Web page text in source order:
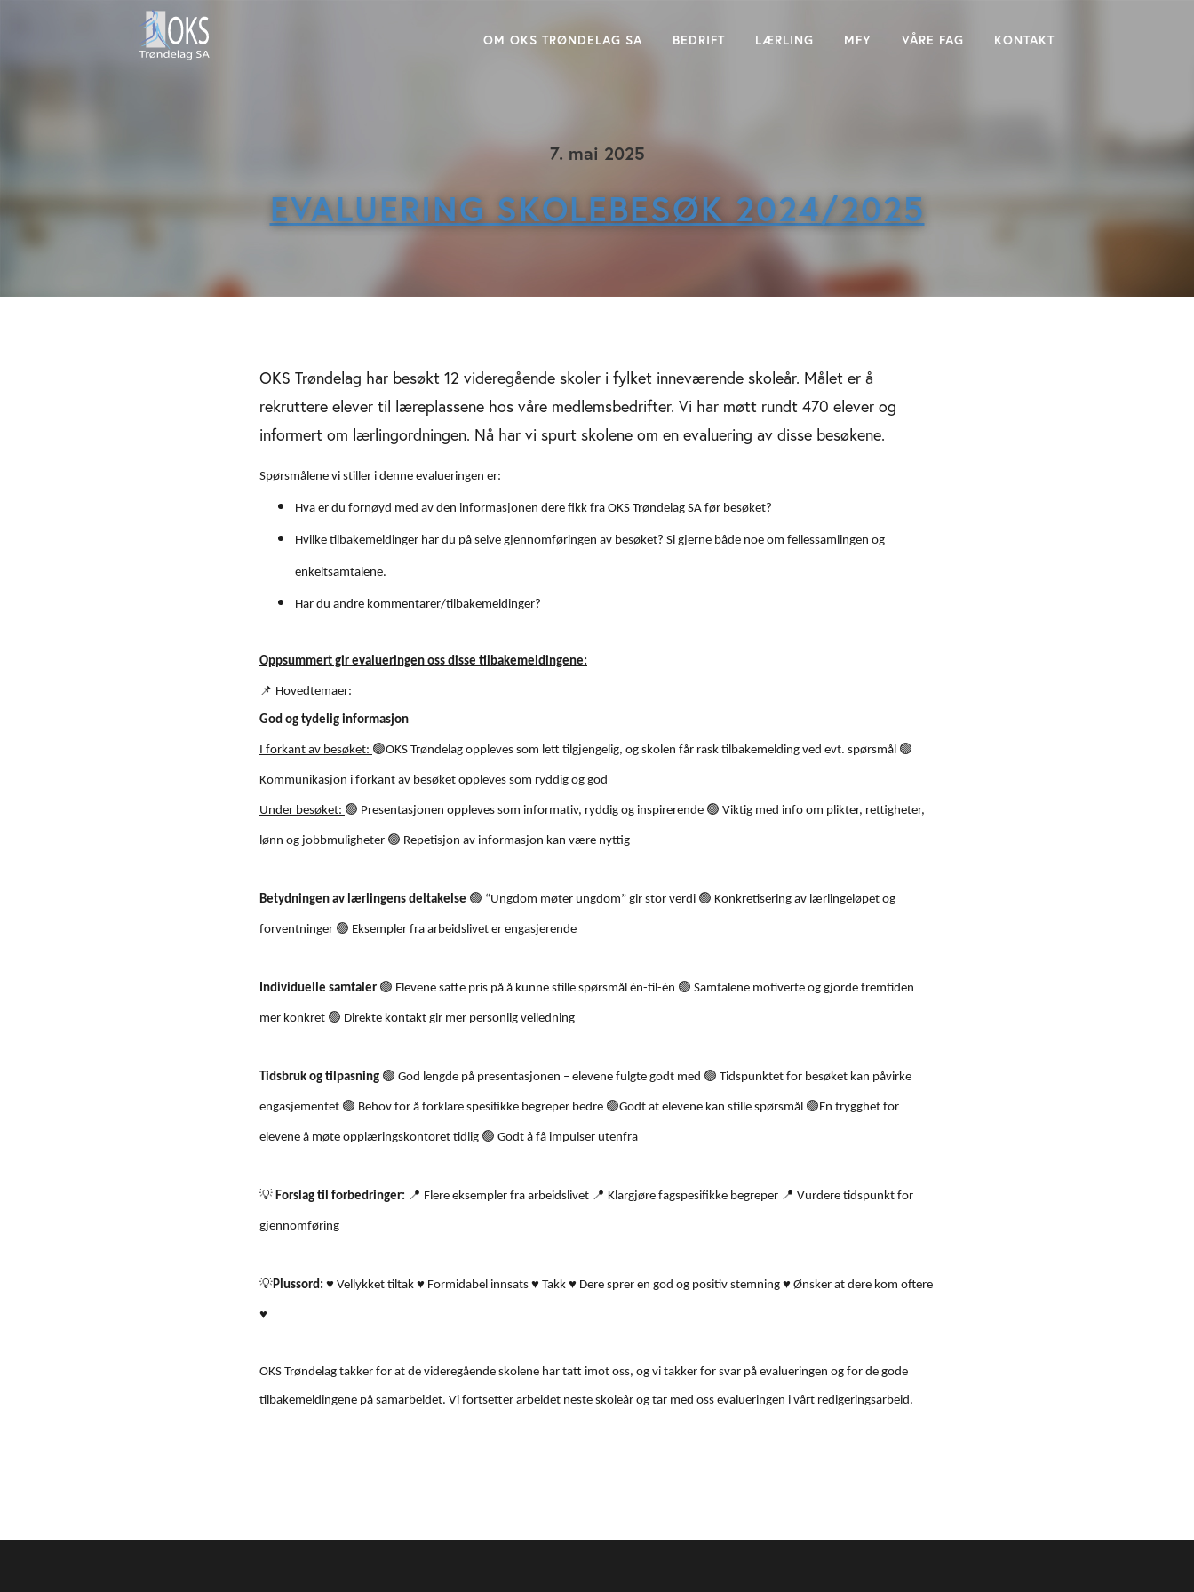
OM OKS TRØNDELAG SA BEDRIFT LÆRLING MFY VÅRE FAG KONTAKT
7. mai 2025
EVALUERING SKOLEBESØK 2024/2025
OKS Trøndelag har besøkt 12 videregående skoler i fylket inneværende skoleår. Målet er å
rekruttere elever til læreplassene hos våre medlemsbedrifter. Vi har møtt rundt 470 elever og
informert om lærlingordningen. Nå har vi spurt skolene om en evaluering av disse besøkene.
Spørsmålene vi stiller i denne evalueringen er:
Hva er du fornøyd med av den informasjonen dere fikk fra OKS Trøndelag SA før besøket?
Hvilke tilbakemeldinger har du på selve gjennomføringen av besøket? Si gjerne både noe om fellessamlingen og
enkeltsamtalene.
Har du andre kommentarer/tilbakemeldinger?
Oppsummert gir evalueringen oss disse tilbakemeldingene:
📌 Hovedtemaer:
God og tydelig informasjon
I forkant av besøket: 🟢OKS Trøndelag oppleves som lett tilgjengelig, og skolen får rask tilbakemelding ved evt. spørsmål 🟢
Kommunikasjon i forkant av besøket oppleves som ryddig og god
Under besøket: 🟢 Presentasjonen oppleves som informativ, ryddig og inspirerende 🟢 Viktig med info om plikter, rettigheter,
lønn og jobbmuligheter 🟢 Repetisjon av informasjon kan være nyttig
Betydningen av lærlingens deltakelse 🟢 “Ungdom møter ungdom” gir stor verdi 🟢 Konkretisering av lærlingeløpet og
forventninger 🟢 Eksempler fra arbeidslivet er engasjerende
Individuelle samtaler 🟢 Elevene satte pris på å kunne stille spørsmål én-til-én 🟢 Samtalene motiverte og gjorde fremtiden
mer konkret 🟢 Direkte kontakt gir mer personlig veiledning
Tidsbruk og tilpasning 🟢 God lengde på presentasjonen – elevene fulgte godt med 🟢 Tidspunktet for besøket kan påvirke
engasjementet 🟢 Behov for å forklare spesifikke begreper bedre 🟢Godt at elevene kan stille spørsmål 🟢En trygghet for
elevene å møte opplæringskontoret tidlig 🟢 Godt å få impulser utenfra
💡 Forslag til forbedringer: 📍 Flere eksempler fra arbeidslivet 📍 Klargjøre fagspesifikke begreper 📍 Vurdere tidspunkt for
gjennomføring
💡Plussord: ♥ Vellykket tiltak ♥ Formidabel innsats ♥ Takk ♥ Dere sprer en god og positiv stemning ♥ Ønsker at dere kom oftere
♥
OKS Trøndelag takker for at de videregående skolene har tatt imot oss, og vi takker for svar på evalueringen og for de gode
tilbakemeldingene på samarbeidet. Vi fortsetter arbeidet neste skoleår og tar med oss evalueringen i vårt redigeringsarbeid.